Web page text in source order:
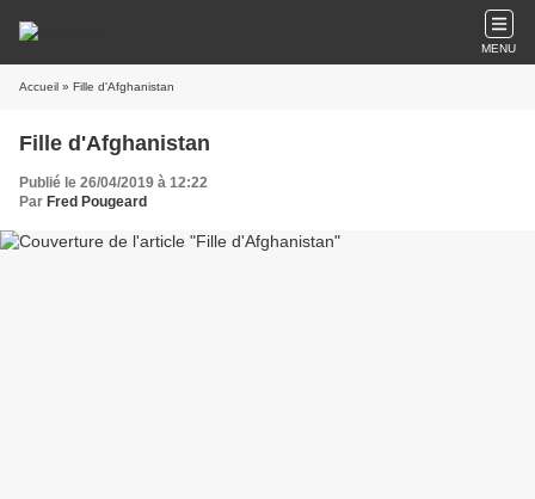
MENU
Accueil » Fille d'Afghanistan
Fille d'Afghanistan
Publié le 26/04/2019 à 12:22
Par Fred Pougeard